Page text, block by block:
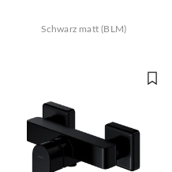
Schwarz matt (BLM)